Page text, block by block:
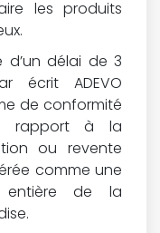
les produits
d’un délai de 3
écrit ADEVO
de conformité
rapport à la
ou revente
comme une
entière de la